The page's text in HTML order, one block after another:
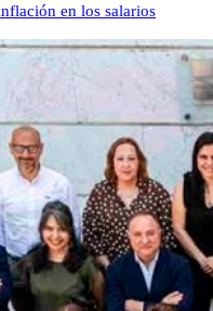
en los salarios